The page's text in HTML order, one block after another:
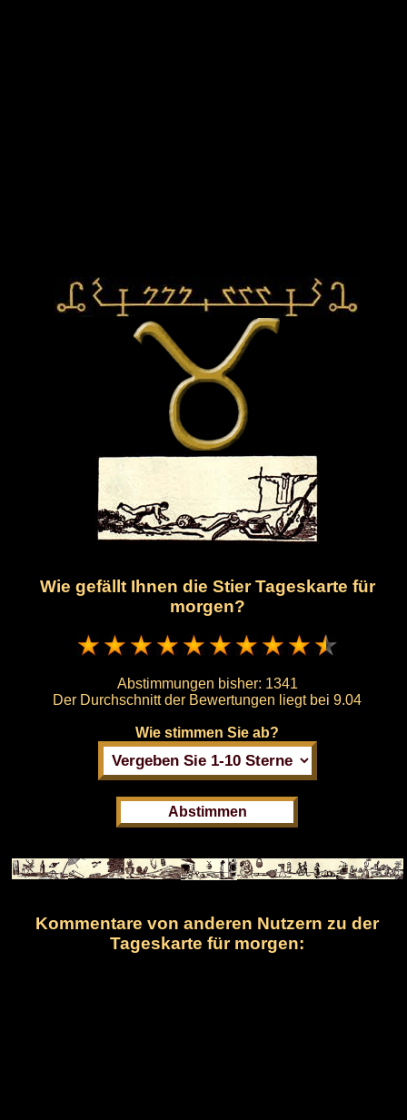
Wie gefällt Ihnen die Stier Tageskarte für
morgen?
Abstimmungen bisher: 1341
Der Durchschnitt der Bewertungen liegt bei 9.04
Wie stimmen Sie ab?
Kommentare von anderen Nutzern zu der
Tageskarte für morgen: